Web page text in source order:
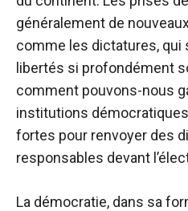
généralement de
comme les dictatures, qui
libertés si profondément
comment pouvons-nous
institutions
fortes pour renvoyer des
responsables devant
La démocratie, dans sa